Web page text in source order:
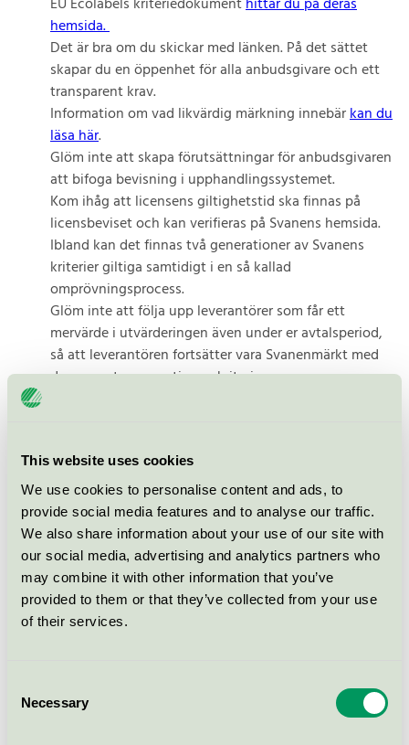
This website uses cookies
We use cookies to personalise content and ads, to
provide social media features and to analyse our traffic.
We also share information about your use of our site with
our social media, advertising and analytics partners who
may combine it with other information that you’ve
provided to them or that they’ve collected from your use
of their services.
Selection
Necessary
hemsida.
Det är bra om du skickar med länken. På det sättet
skapar du en öppenhet för alla anbudsgivare och ett
transparent krav.
Information om vad likvärdig märkning innebärkan du
läsa här.
Glöm inte att skapa förutsättningar för anbudsgivaren
att bifoga bevisning i upphandlingssystemet.
Kom ihåg att licensens giltighetstid ska finnas på
licensbeviset och kan verifieras på Svanens hemsida.
Ibland kan det finnas två generationer av Svanens
kriterier giltiga samtidigt i en så kallad
omprövningsprocess.
Glöm inte att följa upp leverantörer som får ett
mervärde i utvärderingen även under er avtalsperiod,
så att leverantören fortsätter vara Svanenmärkt med
den senaste generationen kriterier.
produktbenämning som finns angiven på Svanens
hemsida för att ni ska kunna säkerställa verifieringen.
Förslag på information eller som obligatoriskt krav:
”Produktbenämningar av miljömärkta produkter i
varukorgen bör ha samma produktbenämning som har
angetts för märkningsorganisationen för att skapa
spårbarhet vid utvärderingen och uppföljningen.”
Här är ett exempel om du vill utvärdera på en viss